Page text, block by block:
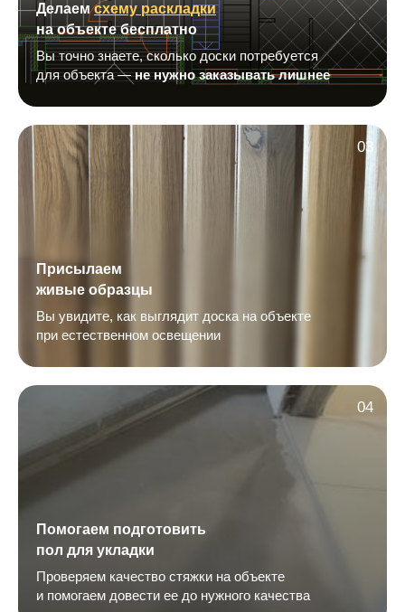
Делаемсхему раскладки
на объекте бесплатно
Вы точно знаете, сколько доски потребуется
для объекта —не нужно заказывать лишнее
03
Присылаем
живые образцы
Вы увидите, как выглядит доска на объекте
при естественном освещении
04
Помогаем подготовить
пол для укладки
Проверяем качество стяжки на объекте
и помогаем довести ее до нужного качества